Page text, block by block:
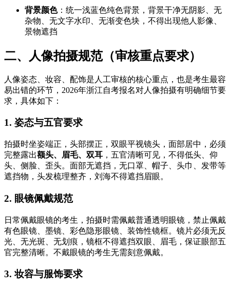
背景颜色：统一浅蓝色纯色背景，背景干净无阴影、无
杂物、无文字水印、无渐变色块，不得出现他人影像、
景物遮挡
二、人像拍摄规范（审核重点要求）
人像姿态、妆容、配饰是人工审核的核心重点，也是考生最容
易出错的环节，2026年浙江自考报名对人像拍摄有明确细节要
求，具体如下：
1. 姿态与五官要求
拍摄时坐姿端正，头部摆正，双眼平视镜头，面部居中，必须
完整露出额头、眉毛、双耳 ，五官清晰可见，不得低头、仰
头、侧脸、歪头。面部无遮挡，无口罩、帽子、头巾、发带等
遮挡物，头发梳理整齐，刘海不得遮挡眉眼。
2. 眼镜佩戴规范
日常佩戴眼镜的考生，拍摄时需佩戴普通透明眼镜，禁止佩戴
有色眼镜、墨镜、彩色隐形眼镜、装饰性镜框。镜片必须无反
光、无光斑、无划痕，镜框不得遮挡双眼、眉毛，保证眼部五
官完整清晰。不戴眼镜的考生无需刻意佩戴。
3. 妆容与服饰要求